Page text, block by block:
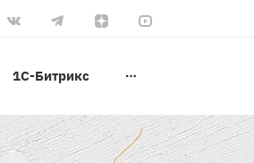
1С-Битрикс